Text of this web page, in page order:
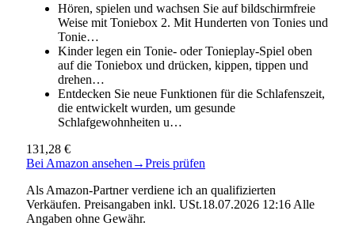
Hören, spielen und wachsen Sie auf bildschirmfreie
Weise mit Toniebox 2. Mit Hunderten von Tonies und
Tonie…
Kinder legen ein Tonie- oder Tonieplay-Spiel oben
auf die Toniebox und drücken, kippen, tippen und
drehen…
Entdecken Sie neue Funktionen für die Schlafenszeit,
die entwickelt wurden, um gesunde
Schlafgewohnheiten u…
131,28 €
Bei Amazon ansehen →Preis prüfen
Als Amazon-Partner verdiene ich an qualifizierten
Verkäufen. Preisangaben inkl. USt.18.07.2026 12:16 Alle
Angaben ohne Gewähr.